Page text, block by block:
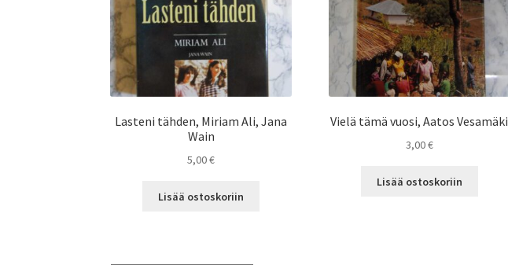
Lasteni tähden, Miriam Ali, Jana
Wain
5,00€
Lisää ostoskoriin
Vielä tämä vuosi, Aatos Vesamäki
3,00€
Lisää ostoskoriin